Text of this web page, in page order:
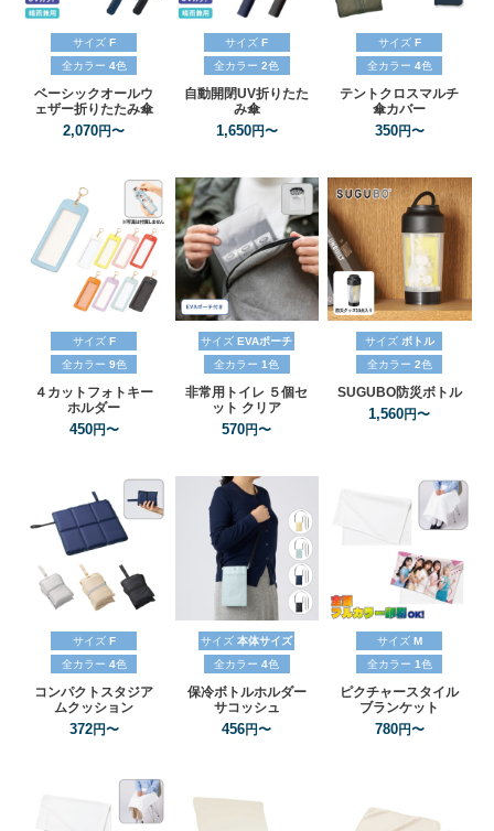
サイズ F
全カラー 4色
ベーシックオールウ
ェザー折りたたみ傘
2,070円〜
サイズ F
全カラー 2色
自動開閉UV折りたた
み傘
1,650円〜
サイズ F
全カラー 4色
テントクロスマルチ
傘カバー
350円〜
サイズ F
全カラー 9色
４カットフォトキー
ホルダー
450円〜
サイズ EVAポーチ
全カラー 1色
非常用トイレ ５個セ
ット クリア
570円〜
サイズ ボトル
全カラー 2色
SUGUBO防災ボトル
1,560円〜
サイズ F
全カラー 4色
コンパクトスタジア
ムクッション
372円〜
サイズ 本体サイズ
全カラー 4色
保冷ボトルホルダー
サコッシュ
456円〜
サイズ M
全カラー 1色
ピクチャースタイル
ブランケット
780円〜